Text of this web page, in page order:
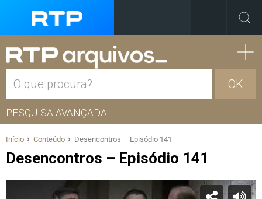
OK
PESQUISA AVANÇADA
Início Conteúdo Desencontros – Episódio 141
Desencontros – Episódio 141